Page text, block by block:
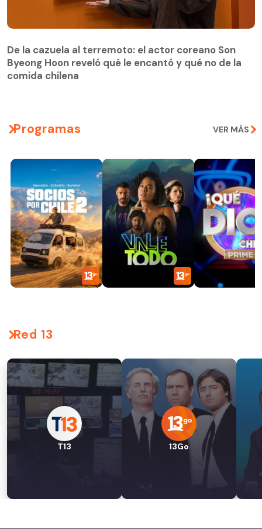
De la cazuela al terremoto: el actor coreano Son
Byeong Hoon reveló qué le encantó y qué no de la
comida chilena
Programas VER MÁS
Red 13
T13 13Go